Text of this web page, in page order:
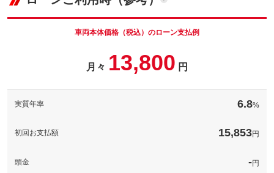
このパックの見積もり依頼（無料）
す！もちろんルームクリーニングも致しますので、セットになっ
てとてもお得です！
車両本体価
99.8
す！一般的な消臭剤とは違い、光触媒が残っている限り効果は持
備考
車両本体価格（税込）のローン支払例
月々 13,800 円
実質年率 6.8%
初回お支払額 15,853円
頭金 -円